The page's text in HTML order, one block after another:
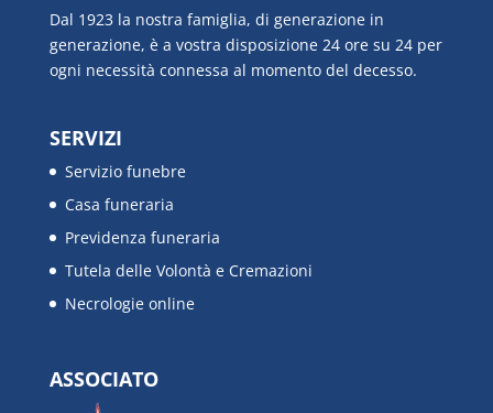
Dal 1923 la nostra famiglia, di generazione in
generazione, è a vostra disposizione 24 ore su 24 per
ogni necessità connessa al momento del decesso.
SERVIZI
Servizio funebre
Casa funeraria
Previdenza funeraria
Tutela delle Volontà e Cremazioni
Necrologie online
ASSOCIATO